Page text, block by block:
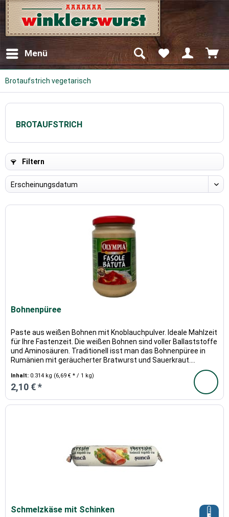
Menü
Brotaufstrich vegetarisch
BROTAUFSTRICH
Filtern
Bohnenpüree
Paste aus weißen Bohnen mit Knoblauchpulver. Ideale Mahlzeit
für Ihre Fastenzeit. Die weißen Bohnen sind voller Ballaststoffe
und Aminosäuren. Traditionell isst man das Bohnenpüree in
Rumänien mit geräucherter Bratwurst und Sauerkraut....
Inhalt: 0.314 kg (6,69 € * / 1 kg)
2,10 € *
Schmelzkäse mit Schinken